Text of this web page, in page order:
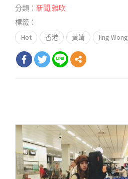
分類： 新聞,雜吹
標籤：
Hot 香港 黃靖 Jing Wong